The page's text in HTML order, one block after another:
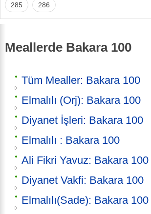
285 286
Meallerde Bakara 100
Tüm Mealler: Bakara 100
Elmalılı (Orj): Bakara 100
Diyanet İşleri: Bakara 100
Elmalılı : Bakara 100
Ali Fikri Yavuz: Bakara 100
Diyanet Vakfi: Bakara 100
Elmalılı(Sade): Bakara 100